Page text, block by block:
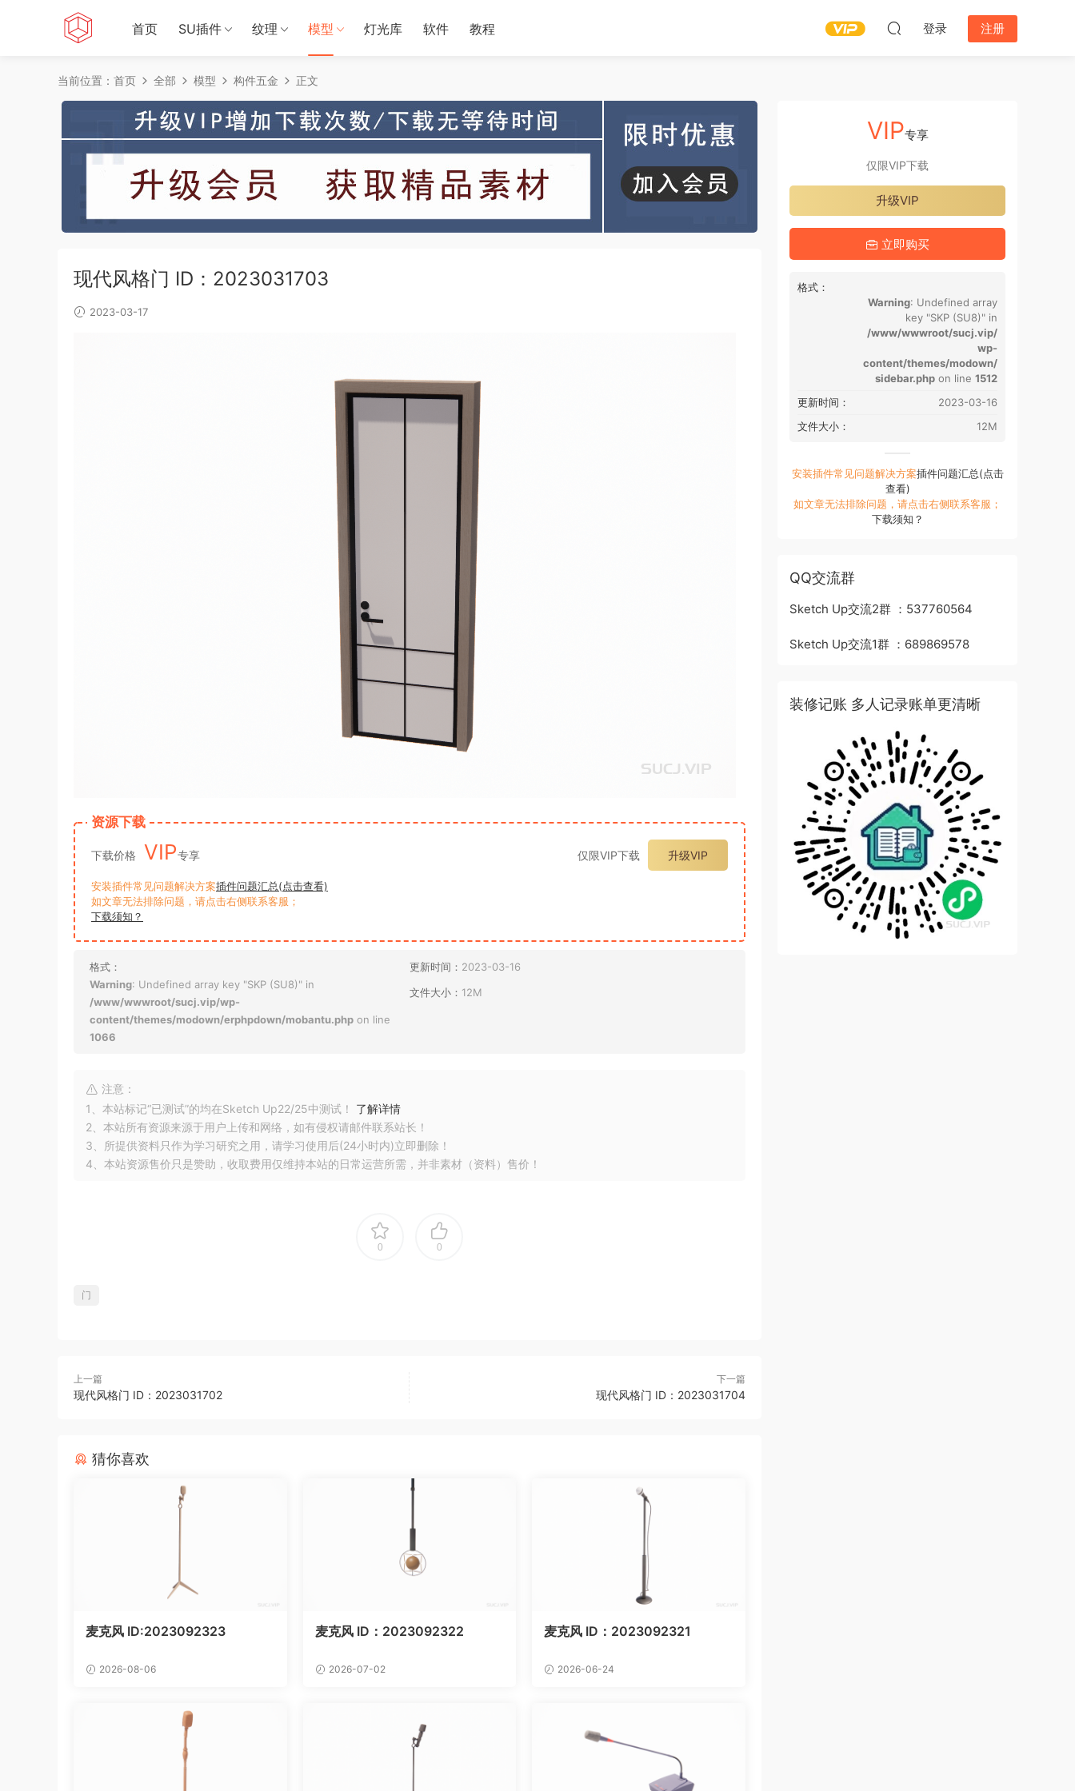
首页 SU插件 纹理 模型 灯光库 软件 教程 登录 注册
当前位置： 首页 全部 模型 构件五金 正文
现代风格门 ID：2023031703
2023-03-17
资源下载
下载价格 VIP专享 仅限VIP下载 升级VIP
安装插件常见问题解决方案插件问题汇总(点击查看)
如文章无法排除问题，请点击右侧联系客服；
下载须知？
格式：
Warning: Undefined array key "SKP (SU8)" in
/www/wwwroot/sucj.vip/wp-
content/themes/modown/erphpdown/mobantu.php on line
1066
更新时间： 2023-03-16
文件大小： 12M
注意：
1、本站标记“已测试”的均在Sketch Up22/25中测试！ 了解详情
2、本站所有资源来源于用户上传和网络，如有侵权请邮件联系站长！
3、所提供资料只作为学习研究之用，请学习使用后(24小时内)立即删除！
4、本站资源售价只是赞助，收取费用仅维持本站的日常运营所需，并非素材（资料）售价！
0 0
门
上一篇
现代风格门 ID：2023031702
下一篇
现代风格门 ID：2023031704
猜你喜欢
麦克风 ID:2023092323
2026-08-06
麦克风 ID：2023092322
2026-07-02
麦克风 ID：2023092321
2026-06-24
VIP专享
仅限VIP下载
升级VIP
立即购买
格式：
Warning: Undefined array
key "SKP (SU8)" in
/www/wwwroot/sucj.vip/
wp-
content/themes/modown/
sidebar.php on line 1512
更新时间：
2023-03-16
文件大小：
12M
安装插件常见问题解决方案插件问题汇总(点击
查看)
如文章无法排除问题，请点击右侧联系客服；
下载须知？
QQ交流群
Sketch Up交流2群 ：537760564
Sketch Up交流1群 ：689869578
装修记账 多人记录账单更清晰